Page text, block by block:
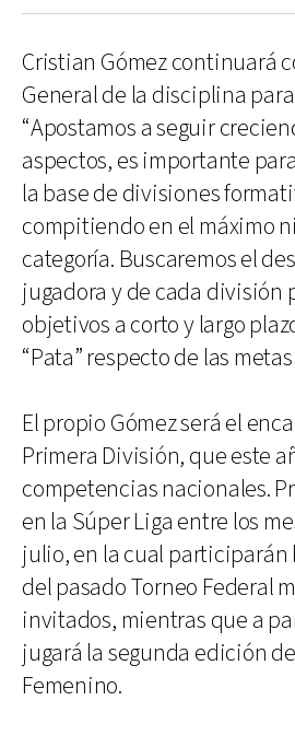
Cristian Gómez continuará
General de la disciplina
“Apostamos a seguir
aspectos, es importante
la base de divisiones
compitiendo en el máximo
categoría. Buscaremos el
jugadora y de cada división
objetivos a corto y largo
“Pata” respecto de las
El propio Gómez será el
Primera División, que este
competencias nacionales.
en la Súper Liga entre los
julio, en la cual participarán
del pasado Torneo Federal
invitados, mientras que a
jugará la segunda edición
Femenino.